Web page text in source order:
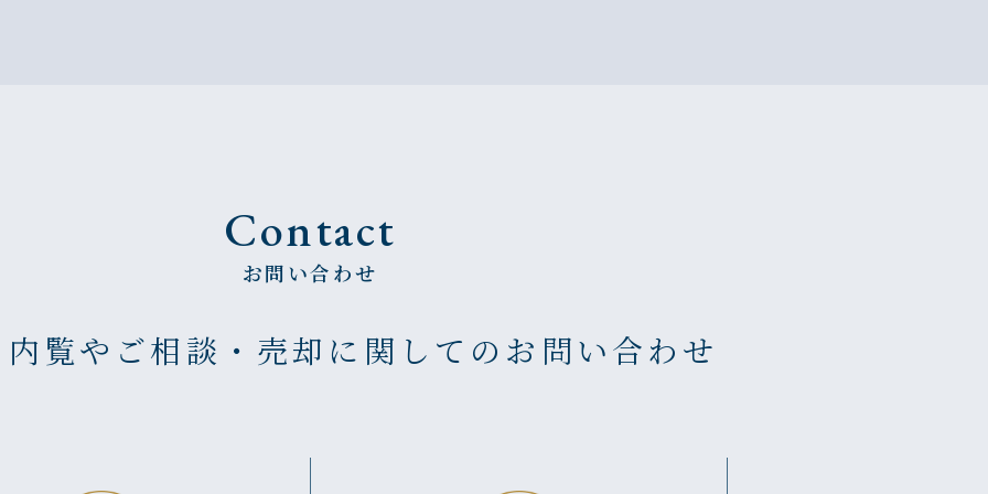
Contact
お問い合わせ
覧やご相談・売却に 関してのお問い合わせ